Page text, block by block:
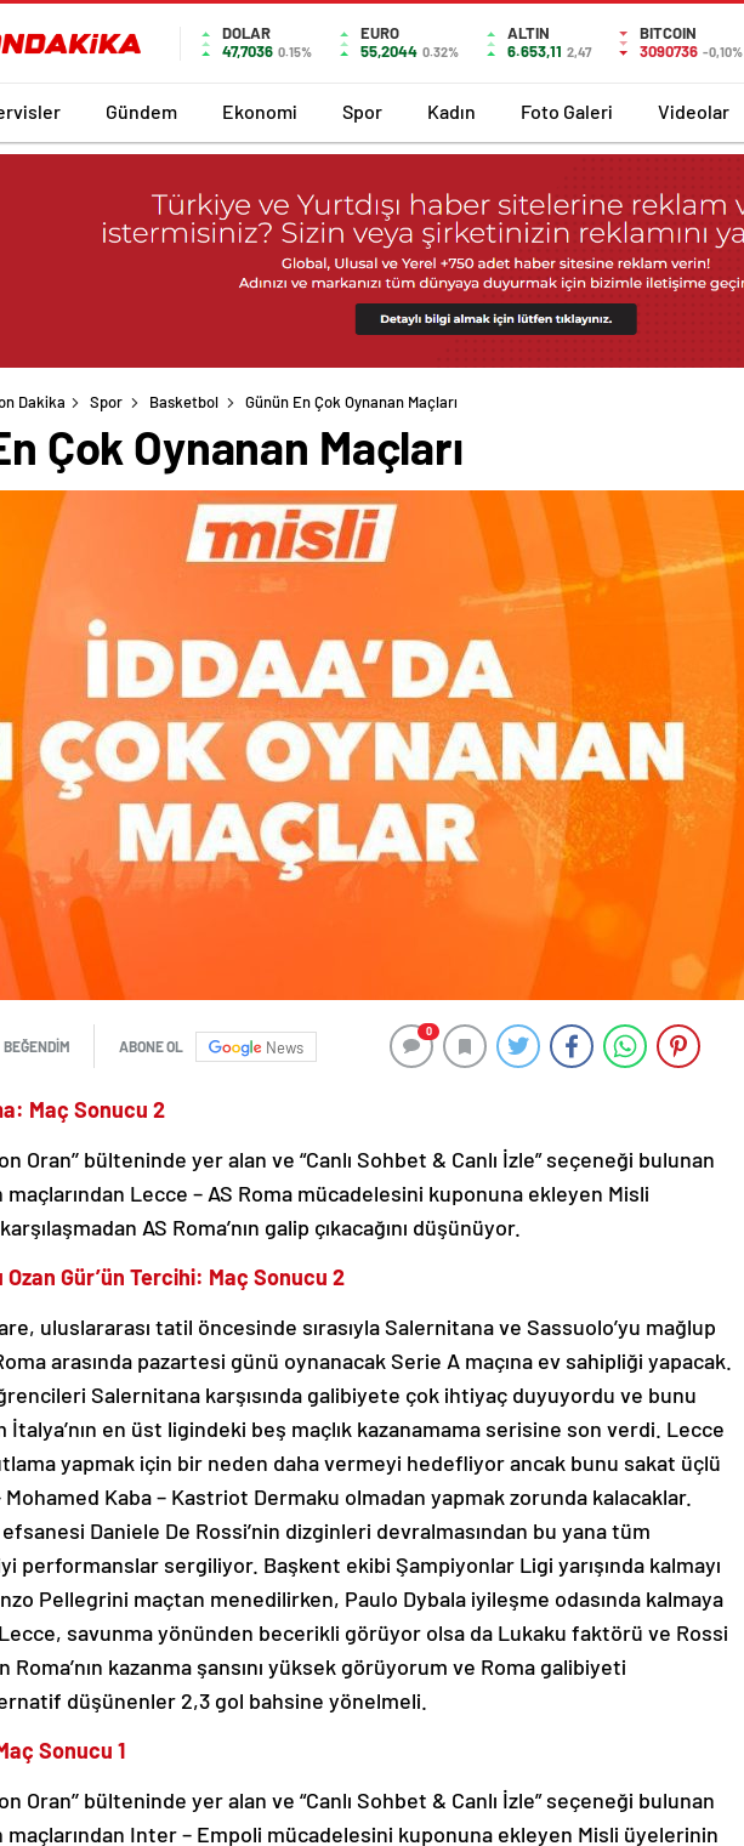
DOLAR
47,7036 0.15%
EURO
55,2044 0.32%
ALTIN
6.653,11 2,47
BITCOIN
3090736 -0,10%
Gündem Ekonomi Spor Kadın Foto Galeri Videolar
Dakika Spor Basketbol Günün En Çok Oynanan Maçları
Çok Oynanan Maçları
BEĞENDİM ABONE OL News
0
Maç Sonucu 2
Oran’’ bülteninde yer alan ve “Canlı Sohbet & Canlı İzle” seçeneği bulunan
maçlarından Lecce – AS Roma mücadelesini kuponuna ekleyen Misli
AS Roma’nın galip çıkacağını düşünüyor.
Gür’ün Tercihi: Maç Sonucu 2
uluslararası tatil öncesinde sırasıyla Salernitana ve Sassuolo’yu mağlup
arasında pazartesi günü oynanacak Serie A maçına ev sahipliği yapacak.
Salernitana karşısında galibiyete çok ihtiyaç duyuyordu ve bunu
İtalya’nın en üst ligindeki beş maçlık kazanamama serisine son verdi. Lecce
yapmak için bir neden daha vermeyi hedefliyor ancak bunu sakat üçlü
Mohamed Kaba – Kastriot Dermaku olmadan yapmak zorunda kalacaklar.
Daniele De Rossi’nin dizginleri devralmasından bu yana tüm
performanslar sergiliyor. Başkent ekibi Şampiyonlar Ligi yarışında kalmayı
Pellegrini maçtan menedilirken, Paulo Dybala iyileşme odasında kalmaya
savunma yönünden becerikli görüyor olsa da Lukaku faktörü ve Rossi
Roma’nın kazanma şansını yüksek görüyorum ve Roma galibiyeti
düşünenler 2,3 gol bahsine yönelmeli.
Sonucu 1
Oran’’ bülteninde yer alan ve “Canlı Sohbet & Canlı İzle” seçeneği bulunan
maçlarından Inter – Empoli mücadelesini kuponuna ekleyen Misli üyelerinin